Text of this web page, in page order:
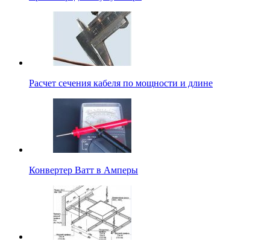
Расчет сечения кабеля по мощности и длине
Конвертер Ватт в Амперы